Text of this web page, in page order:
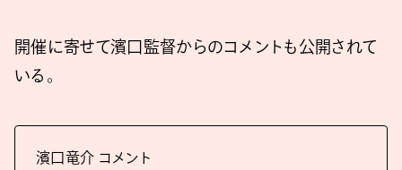
開催に寄せて濱口監督からのコメントも公開されて
いる。
濱口竜介 コメント